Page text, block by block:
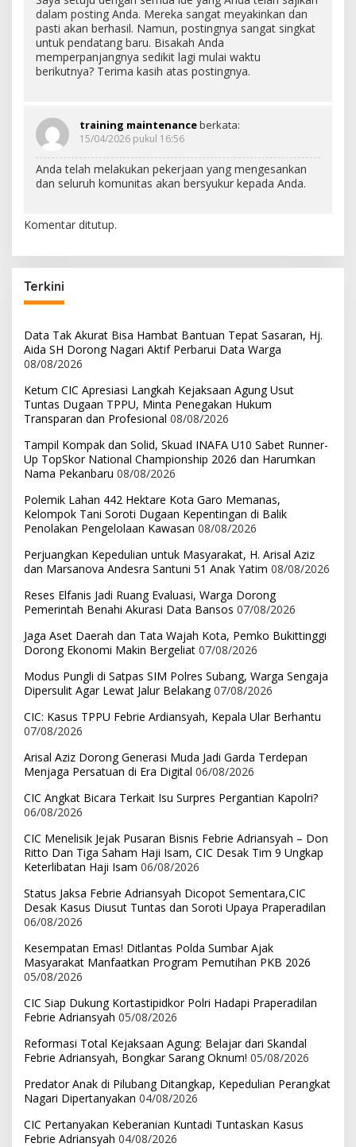
dalam posting Anda. Mereka sangat meyakinkan dan
pasti akan berhasil. Namun, postingnya sangat singkat
untuk pendatang baru. Bisakah Anda
memperpanjangnya sedikit lagi mulai waktu
berikutnya? Terima kasih atas postingnya.
training maintenanceberkata:
15/04/2026 pukul 16:56
Anda telah melakukan pekerjaan yang mengesankan
dan seluruh komunitas akan bersyukur kepada Anda.
Komentar ditutup.
Terkini
Data Tak Akurat Bisa Hambat Bantuan Tepat Sasaran, Hj.
Aida SH Dorong Nagari Aktif Perbarui Data Warga
08/08/2026
Ketum CIC Apresiasi Langkah Kejaksaan Agung Usut
Tuntas Dugaan TPPU, Minta Penegakan Hukum
Transparan dan Profesional 08/08/2026
Tampil Kompak dan Solid, Skuad INAFA U10 Sabet Runner-
Up TopSkor National Championship 2026 dan Harumkan
Nama Pekanbaru 08/08/2026
Polemik Lahan 442 Hektare Kota Garo Memanas,
Kelompok Tani Soroti Dugaan Kepentingan di Balik
Penolakan Pengelolaan Kawasan 08/08/2026
Perjuangkan Kepedulian untuk Masyarakat, H. Arisal Aziz
dan Marsanova Andesra Santuni 51 Anak Yatim 08/08/2026
Reses Elfanis Jadi Ruang Evaluasi, Warga Dorong
Pemerintah Benahi Akurasi Data Bansos 07/08/2026
Jaga Aset Daerah dan Tata Wajah Kota, Pemko Bukittinggi
Dorong Ekonomi Makin Bergeliat 07/08/2026
Modus Pungli di Satpas SIM Polres Subang, Warga Sengaja
Dipersulit Agar Lewat Jalur Belakang 07/08/2026
CIC: Kasus TPPU Febrie Ardiansyah, Kepala Ular Berhantu
07/08/2026
Arisal Aziz Dorong Generasi Muda Jadi Garda Terdepan
Menjaga Persatuan di Era Digital 06/08/2026
CIC Angkat Bicara Terkait Isu Surpres Pergantian Kapolri?
06/08/2026
CIC Menelisik Jejak Pusaran Bisnis Febrie Adriansyah – Don
Ritto Dan Tiga Saham Haji Isam, CIC Desak Tim 9 Ungkap
Keterlibatan Haji Isam 06/08/2026
Status Jaksa Febrie Adriansyah Dicopot Sementara,CIC
Desak Kasus Diusut Tuntas dan Soroti Upaya Praperadilan
06/08/2026
Kesempatan Emas! Ditlantas Polda Sumbar Ajak
Masyarakat Manfaatkan Program Pemutihan PKB 2026
05/08/2026
CIC Siap Dukung Kortastipidkor Polri Hadapi Praperadilan
Febrie Adriansyah 05/08/2026
Reformasi Total Kejaksaan Agung: Belajar dari Skandal
Febrie Adriansyah, Bongkar Sarang Oknum! 05/08/2026
Predator Anak di Pilubang Ditangkap, Kepedulian Perangkat
Nagari Dipertanyakan 04/08/2026
CIC Pertanyakan Keberanian Kuntadi Tuntaskan Kasus
Febrie Adriansyah 04/08/2026